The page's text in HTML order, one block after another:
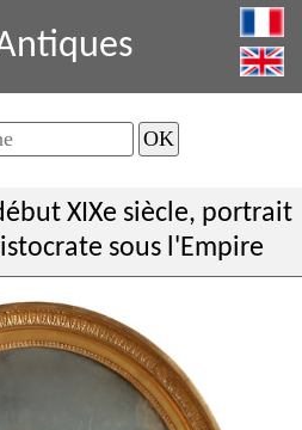
XIXe siècle, portrait
sous l'Empire